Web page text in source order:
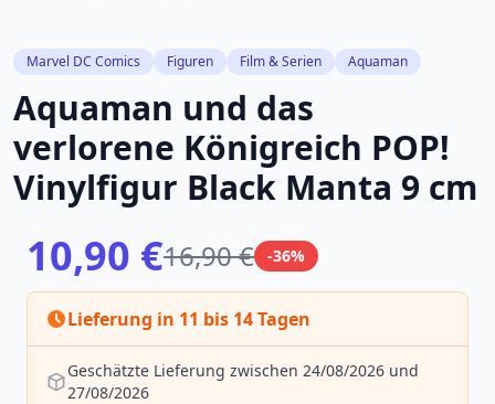
Marvel DC Comics Figuren Film & Serien Aquaman
Aquaman und das
verlorene Königreich POP!
Vinylfigur Black Manta 9 cm
10,90 €16,90 € -36%
Lieferung in 11 bis 14 Tagen
Geschätzte Lieferung zwischen 24/08/2026 und
27/08/2026